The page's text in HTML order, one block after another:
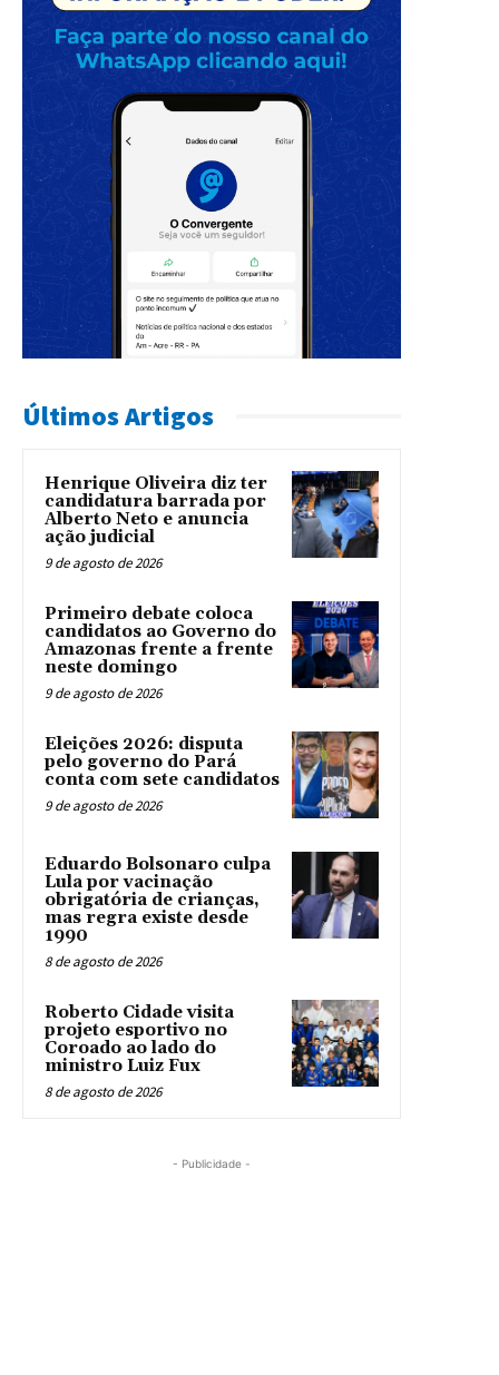
Últimos Artigos
Henrique Oliveira diz ter
candidatura barrada por
Alberto Neto e anuncia
ação judicial
9 de agosto de 2026
Primeiro debate coloca
candidatos ao Governo do
Amazonas frente a frente
neste domingo
9 de agosto de 2026
Eleições 2026: disputa
pelo governo do Pará
conta com sete candidatos
9 de agosto de 2026
Eduardo Bolsonaro culpa
Lula por vacinação
obrigatória de crianças,
mas regra existe desde
1990
8 de agosto de 2026
Roberto Cidade visita
projeto esportivo no
Coroado ao lado do
ministro Luiz Fux
8 de agosto de 2026
- Publicidade -